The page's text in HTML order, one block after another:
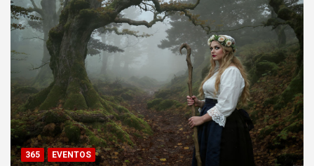
365 EVENTOS